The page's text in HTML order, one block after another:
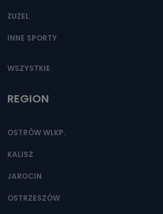
ŻUŻEL
INNE SPORTY
WSZYSTKIE
REGION
OSTRÓW WLKP.
KALISZ
JAROCIN
OSTRZESZÓW